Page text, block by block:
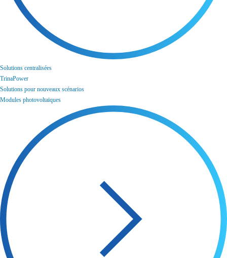
Solutions centralisées
TrinaPower
Solutions pour nouveaux scénarios
Modules photovoltaïques